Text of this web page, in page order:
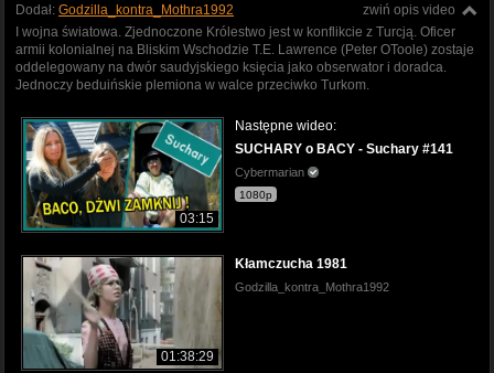
zwiń opis video
Dodał: Godzilla_kontra_Mothra1992
I wojna światowa. Zjednoczone Królestwo jest w konflikcie z Turcją. Oficer
armii kolonialnej na Bliskim Wschodzie T.E. Lawrence (Peter OToole) zostaje
oddelegowany na dwór saudyjskiego księcia jako obserwator i doradca.
Jednoczy beduińskie plemiona w walce przeciwko Turkom.
03:15
Następne wideo:
SUCHARY o BACY - Suchary #141
Cybermarian
1080p
01:38:29
Kłamczucha 1981
Godzilla_kontra_Mothra1992